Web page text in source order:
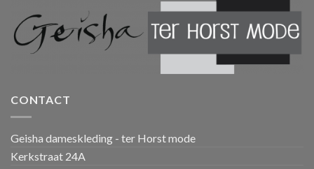
CONTACT
Geisha dameskleding - ter Horst mode
Kerkstraat 24A